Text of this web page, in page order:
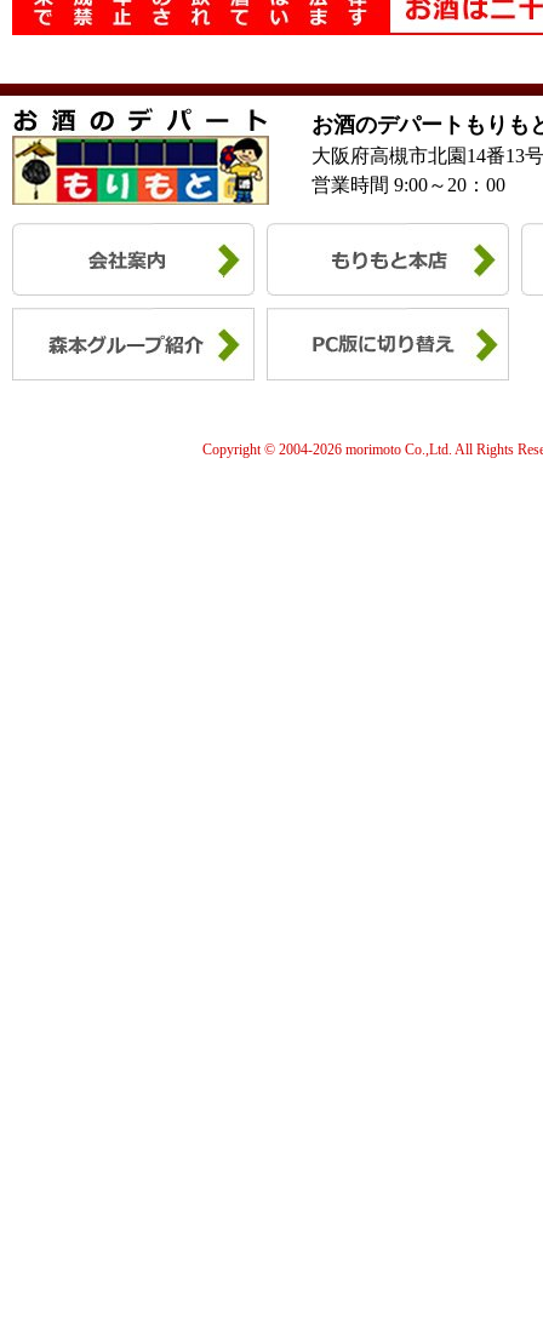
お酒のデパートもりも
大阪府高槻市北園14番13
営業時間 9:00～20：00
Copyright © 2004-2026 morimoto Co.,Ltd. All Rights